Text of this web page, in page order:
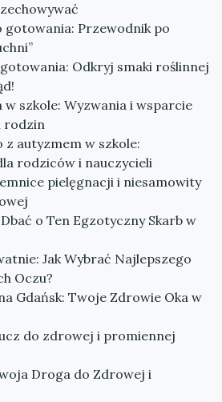
gotowania: Przewodnik po
Odkryj smaki roślinnej
szkole: Wyzwania i wsparcie
rodzin
z autyzmem w szkole:
rodziców i nauczycieli
pielęgnacji i niesamowity
o Ten Egzotyczny Skarb w
Jak Wybrać Najlepszego
Oczu?
Gdańsk: Twoje Zdrowie Oka w
do zdrowej i promiennej
Droga do Zdrowej i